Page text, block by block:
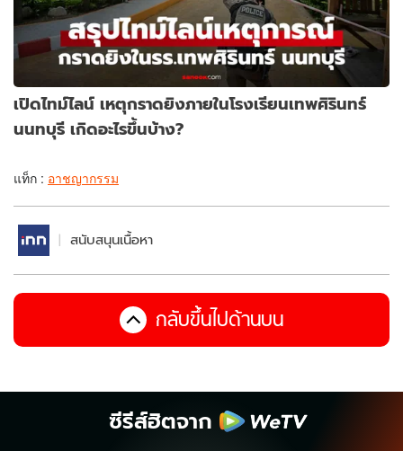
เปิดไทม์ไลน์ เหตุกราดยิงภายในโรงเรียนเทพศิรินทร์
นนทบุรี เกิดอะไรขึ้นบ้าง?
แท็ก : อาชญากรรม
สนับสนุนเนื้อหา
กลับขึ้นไปด้านบน
ซีรีส์ฮิตจาก